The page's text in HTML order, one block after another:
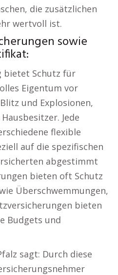
die zusätzlichen
wertvoll ist.
sowie
bietet Schutz für
Eigentum vor
und Explosionen,
Jede
flexible
auf die spezifischen
abgestimmt
bieten oft Schutz
Überschwemmungen,
bieten
Budgets und
sagt: Durch diese